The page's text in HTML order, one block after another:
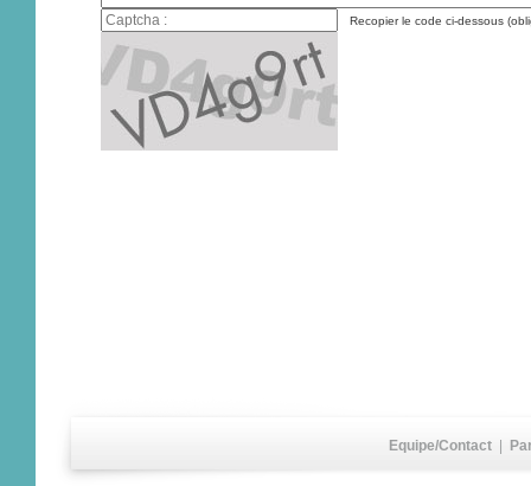
Recopier le code ci-dessous
Equipe/Contact